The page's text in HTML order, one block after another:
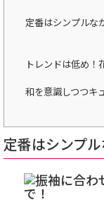
定番はシンプルな
トレンドは低め！
和を意識しつつキ
定番はシンプ